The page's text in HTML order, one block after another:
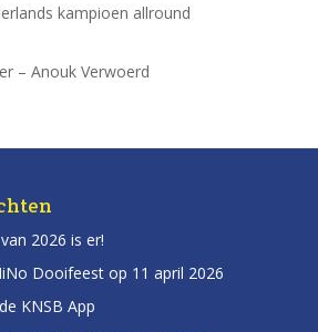
kampioen allround
– Anouk Verwoerd
2026 is er!
Dooifeest op 11 april 2026
KNSB App